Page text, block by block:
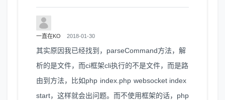
一直在KO 2018-01-30
其实原因我已经找到，parseCommand方法，解
析的是文件，而ci框架cli执行的不是文件，而是路
由到方法，比如php index.php websocket index
start，这样就会出问题。而不使用框架的话，php